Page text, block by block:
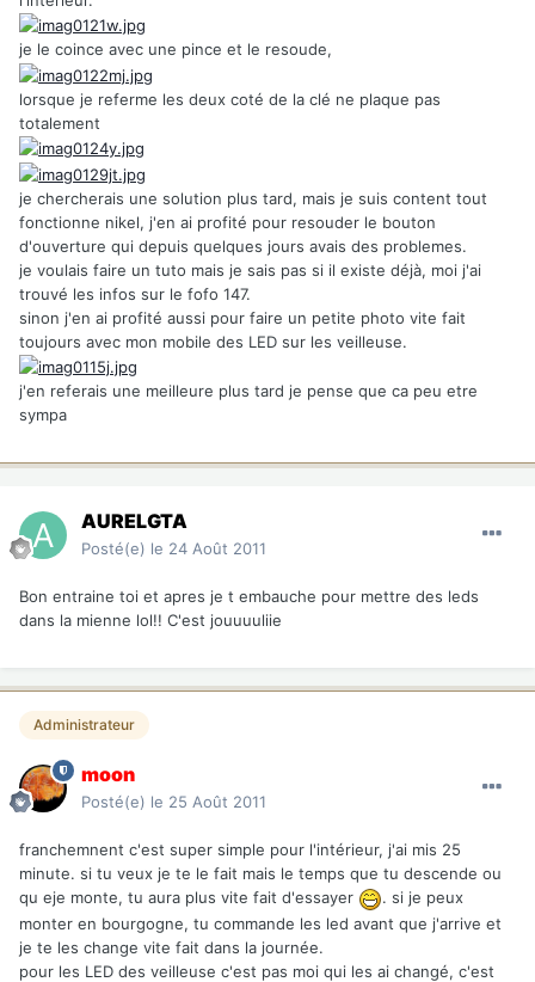
je le coince avec une pince et le resoude,
lorsque je referme les deux coté de la clé ne plaque pas
totalement
je chercherais une solution plus tard, mais je suis content tout
fonctionne nikel, j'en ai profité pour resouder le bouton
d'ouverture qui depuis quelques jours avais des problemes.
je voulais faire un tuto mais je sais pas si il existe déjà, moi j'ai
trouvé les infos sur le fofo 147.
sinon j'en ai profité aussi pour faire un petite photo vite fait
toujours avec mon mobile des LED sur les veilleuse.
j'en referais une meilleure plus tard je pense que ca peu etre
sympa
AURELGTA
Posté(e) le 24 Août 2011
Bon entraine toi et apres je t embauche pour mettre des leds
dans la mienne lol!! C'est jouuuuliie
Administrateur
moon
Posté(e) le 25 Août 2011
franchemnent c'est super simple pour l'intérieur, j'ai mis 25
minute. si tu veux je te le fait mais le temps que tu descende ou
qu eje monte, tu aura plus vite fait d'essayer
. si je peux
monter en bourgogne, tu commande les led avant que j'arrive et
je te les change vite fait dans la journée.
pour les LED des veilleuse c'est pas moi qui les ai changé, c'est